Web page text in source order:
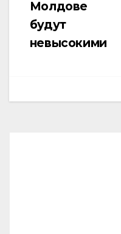
Молдове
будут
невысокими